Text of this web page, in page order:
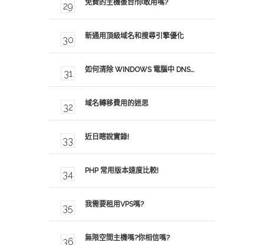
免費的主機後台!你敢用嗎?
新通用頂級域名和搜尋引擎優化
如何清除 WINDOWS 電腦中 DNS…
域名轉移費用的迷思
近日瞎說實錄!
PHP 常用版本速度比較!
我需要租用VPS嗎?
無限空間主機嗎?你相信嗎?